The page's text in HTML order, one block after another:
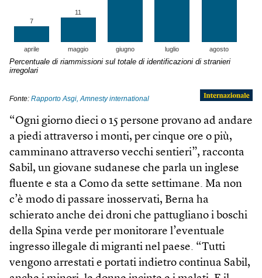
“Ogni giorno dieci o 15 persone provano ad andare
a piedi attraverso i monti, per cinque ore o più,
camminano attraverso vecchi sentieri”, racconta
Sabil, un giovane sudanese che parla un inglese
fluente e sta a Como da sette settimane. Ma non
c’è modo di passare inosservati, Berna ha
schierato anche dei droni che pattugliano i boschi
della Spina verde per monitorare l’eventuale
ingresso illegale di migranti nel paese. “Tutti
vengono arrestati e portati indietro continua Sabil,